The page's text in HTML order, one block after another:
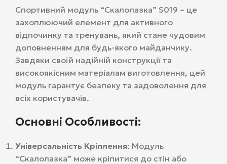
Спортивний модуль “Скалолазка” S019 – це
захоплюючий елемент для активного
відпочинку та тренувань, який стане чудовим
доповненням для будь-якого майданчику.
Завдяки своїй надійній конструкції та
високоякісним матеріалам виготовлення, цей
модуль гарантує безпеку та задоволення для
всіх користувачів.
Основні Особливості:
Універсальність Кріплення: Модуль
“Скалолазка” може кріпитися до стін або